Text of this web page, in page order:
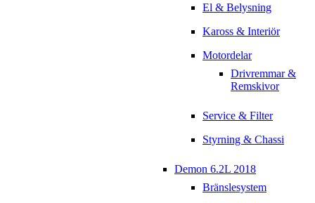
El & Belysning
Kaross & Interiör
Motordelar
Drivremmar &
Remskivor
Service & Filter
Styrning & Chassi
Demon 6.2L 2018
Bränslesystem